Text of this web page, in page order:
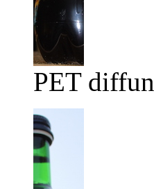
PET